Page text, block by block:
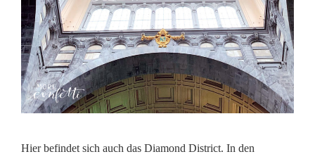
Hier befindet sich auch das Diamond District. In den